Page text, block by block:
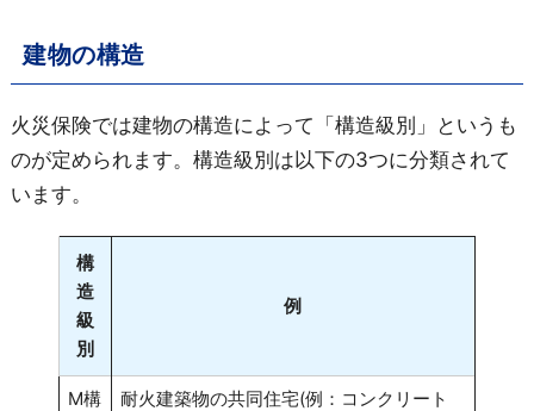
建物の構造
火災保険では建物の構造によって「構造級別」というも
のが定められます。構造級別は以下の3つに分類されて
います。
構
造
級
別
例
M構
耐火建築物の共同住宅(例：コンクリート